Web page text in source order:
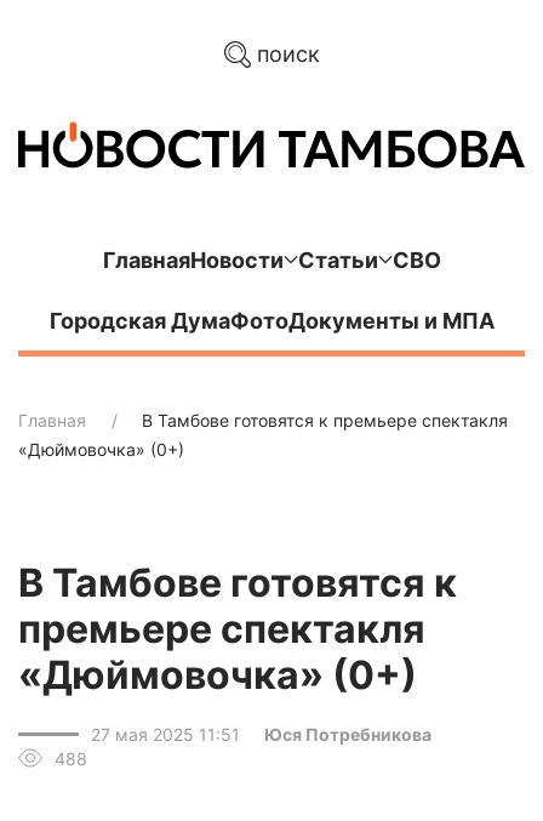
поиск
ГлавнаяНовости Статьи СВО
Городская ДумаФотоДокументы и МПА
Главная
В Тамбове готовятся к премьере спектакля
«Дюймовочка» (0+)
В Тамбове готовятся к
премьере спектакля
«Дюймовочка» (0+)
27 мая 2025 11:51
Юся Потребникова
488